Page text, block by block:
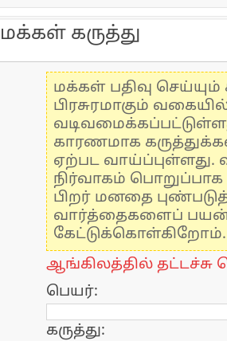
மக்கள் கருத்து
மக்கள் பதிவு
பிரசுரமாகும்
காரணமாக
ஏற்பட வாய்ப்புள்ளது.
நிர்வாகம்
பிறர் மனதை
வார்த்தைகளைப்
கேட்டுக்கொள்கிறோம்.
ஆங்கிலத்தில் தட்டச்சு
பெயர்:
கருத்து: